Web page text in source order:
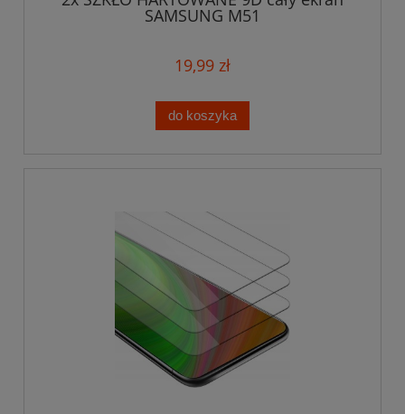
SAMSUNG M51
19,99 zł
do koszyka